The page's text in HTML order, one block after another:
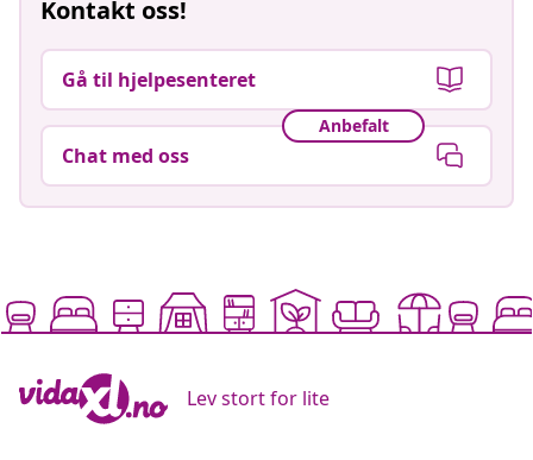
Kontakt oss!
Gå til hjelpesenteret
Anbefalt
Chat med oss
Lev stort for lite